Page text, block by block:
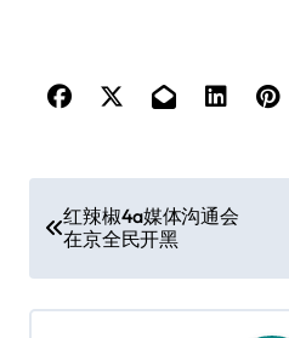
章
导
航
红辣椒4a媒体沟通会
在京全民开黑